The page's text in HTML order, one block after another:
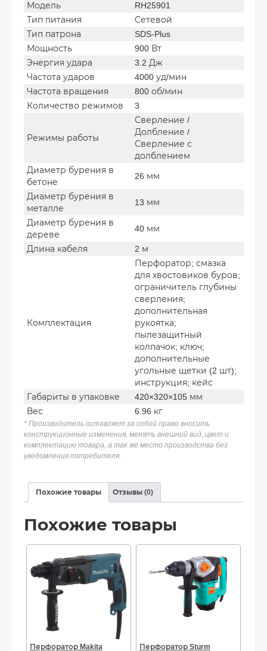
Модель
RH25901
Тип питания
Сетевой
Тип патрона
SDS-Plus
Мощность
900 Вт
Энергия удара
3.2 Дж
Частота ударов
4000 уд/мин
Частота вращения
800 об/мин
Количество режимов
3
Режимы работы
Сверление /
Долбление /
Сверление с
долблением
Диаметр бурения в
бетоне
26 мм
Диаметр бурения в
металле
13 мм
Диаметр бурения в
дереве
40 мм
Длина кабеля 2 м
Комплектация
Перфоратор; смазка
для хвостовиков буров;
ограничитель глубины
сверления;
дополнительная
рукоятка;
пылезащитный
колпачок; ключ;
дополнительные
угольные щетки (2 шт);
инструкция; кейс
Габариты в упаковке
420×320×105 мм
Вес
6.96 кг
* Производитель оставляет за собой право вносить
конструкционные изменения, менять внешний вид, цвет и
комплектацию товара, а так же место производства без
уведомления потребителя.
Похожие товары Отзывы (0)
Похожие товары
Перфоратор Makita Перфоратор Sturm